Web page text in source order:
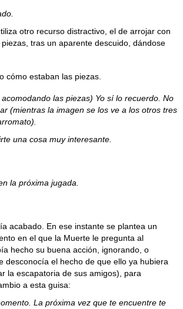
otro recurso distractivo, el de arrojar con
tras un aparente descuido, dándose
cómo estaban las piezas.
las piezas) Yo sí lo recuerdo. No
(mientras la imagen se los ve a los otros tres
una cosa muy interesante.
la próxima jugada.
acabado. En ese instante se plantea un
en el que la Muerte le pregunta al
hecho su buena acción, ignorando, o
desconocía el hecho de que ello ya hubiera
la escapatoria de sus amigos), para
a esta guisa:
La próxima vez que te encuentre te